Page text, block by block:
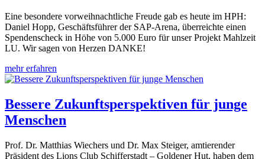
Eine besondere vorweihnachtliche Freude gab es heute im HPH:
Daniel Hopp, Geschäftsführer der SAP-Arena, überreichte einen
Spendenscheck in Höhe von 5.000 Euro für unser Projekt Mahlzeit
LU. Wir sagen von Herzen DANKE!
mehr erfahren
Bessere Zukunftsperspektiven für junge
Menschen
Prof. Dr. Matthias Wiechers und Dr. Max Steiger, amtierender
Präsident des Lions Club Schifferstadt – Goldener Hut, haben dem